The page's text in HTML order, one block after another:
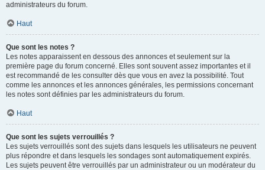
administrateurs du forum.
Haut
Que sont les notes ?
Les notes apparaissent en dessous des annonces et seulement sur la
première page du forum concerné. Elles sont souvent assez importantes et il
est recommandé de les consulter dès que vous en avez la possibilité. Tout
comme les annonces et les annonces générales, les permissions concernant
les notes sont définies par les administrateurs du forum.
Haut
Que sont les sujets verrouillés ?
Les sujets verrouillés sont des sujets dans lesquels les utilisateurs ne peuvent
plus répondre et dans lesquels les sondages sont automatiquement expirés.
Les sujets peuvent être verrouillés par un administrateur ou un modérateur du